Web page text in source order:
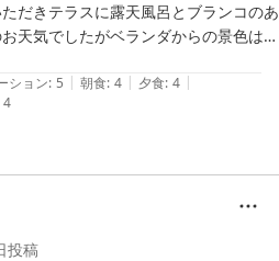
だきテラスに露天風呂とブランコのあ
天気でしたがベランダからの景色は日
とかでとても素敵でした。ありがとう
ション: 5 | 朝食: 4 | 夕食: 4 |
4
投稿